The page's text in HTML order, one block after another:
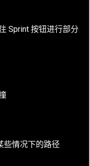
Sprint 按钮进行部分
些情况下的路径